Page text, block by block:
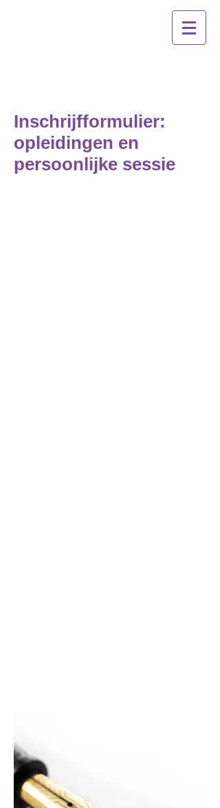
Inschrijfformulier:
opleidingen en
persoonlijke sessie